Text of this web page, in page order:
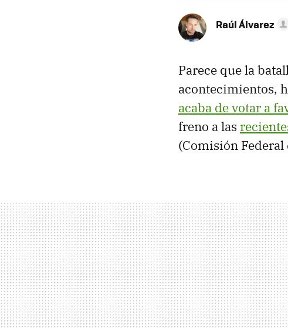
Raúl Álvarez
Parece que la
acontecimientos,
acaba de votar a
freno a las
(Comisión